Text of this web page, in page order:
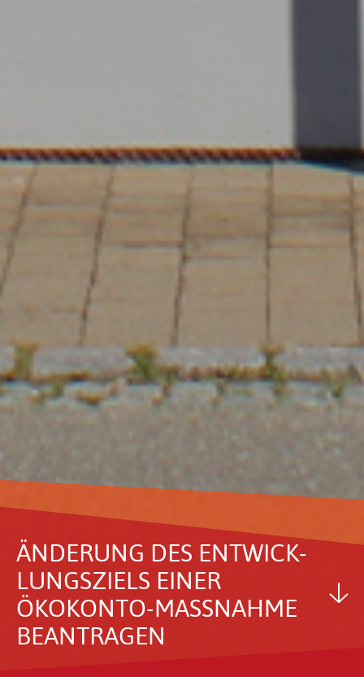
ÄNDE­RUNG DES ENTWICK­
LUNGS­ZIELS EINER
ÖKOKONTO-MASSNAHME B
EAN­TRAGEN